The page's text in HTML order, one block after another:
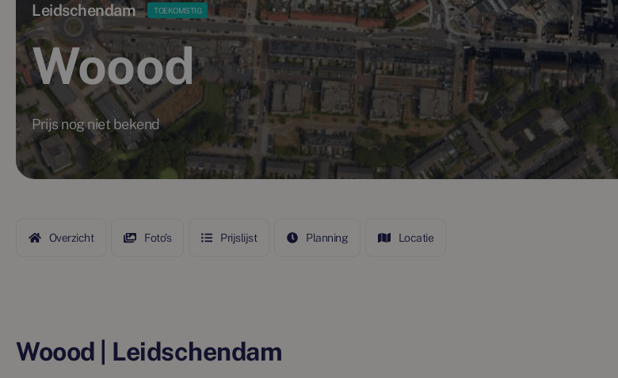
Leidschendam TOEKOMSTIG
Woood
Prijs nog niet bekend
Overzicht Foto's Prijslijst Planning Locatie
Woood | Leidschendam